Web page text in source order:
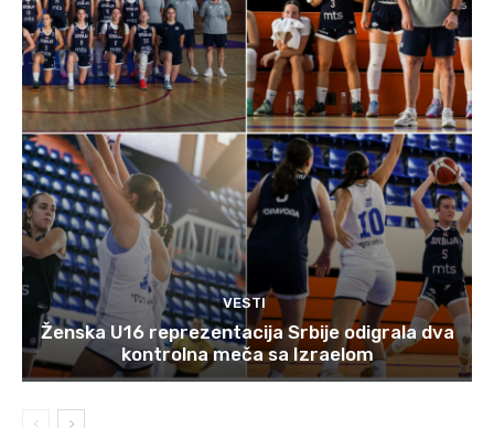
VESTI
Ženska U16 reprezentacija Srbije odigrala dva
kontrolna meča sa Izraelom